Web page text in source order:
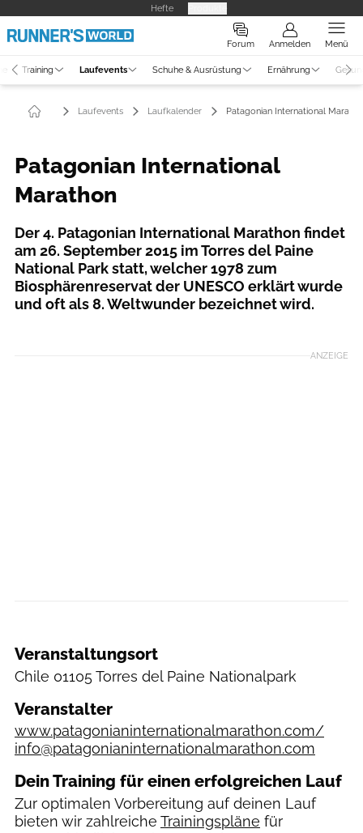
Hefte
Forum Anmelden Menü
Training Laufevents Schuhe & Ausrüstung Ernährung
Laufevents Laufkalender Patagonian International
Patagonian International
Marathon
Der 4. Patagonian International Marathon findet
am 26. September 2015 im Torres del Paine
National Park statt, welcher 1978 zum
Biosphärenreservat der UNESCO erklärt wurde
und oft als 8. Weltwunder bezeichnet wird.
ANZEIGE
Veranstaltungsort
Chile 01105 Torres del Paine Nationalpark
Veranstalter
www.patagonianinternationalmarathon.com/
info@patagonianinternationalmarathon.com
Dein Training für einen erfolgreichen Lauf
Zur optimalen Vorbereitung auf deinen Lauf
bieten wir zahlreiche Trainingspläne für